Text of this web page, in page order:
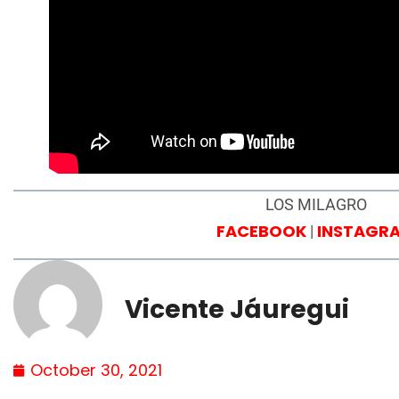
LOS MILAGRO
FACEBOOK |
Vicente Jáuregui
October 30, 2021